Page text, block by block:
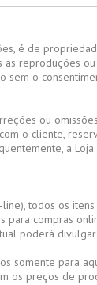
é de
reproduções
o
ou
o cliente,
a
todos os
para compras
poderá
somente para
os preços de